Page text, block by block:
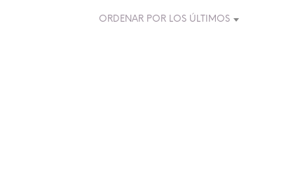
ORDENAR POR LOS ÚLTIMOS